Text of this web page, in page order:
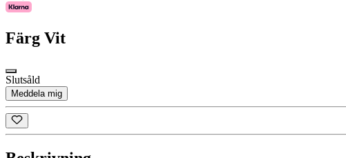
Färg Vit
Slutsåld
Meddela mig